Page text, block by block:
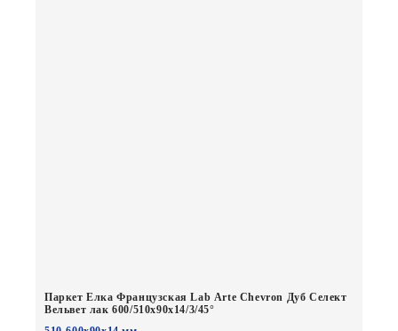
Паркет Елка Французская Lab Arte Chevron Дуб Селект
Вельвет лак 600/510х90х14/3/45°